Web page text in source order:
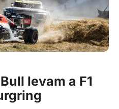
levam a F1